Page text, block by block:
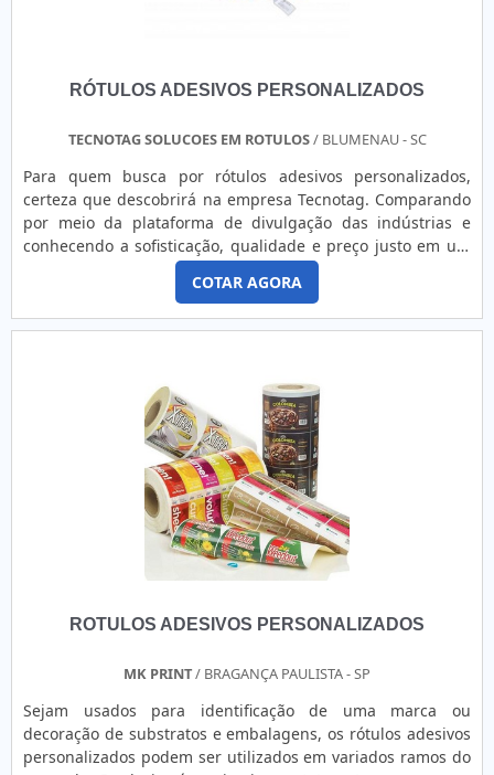
RÓTULOS ADESIVOS PERSONALIZADOS
TECNOTAG SOLUCOES EM ROTULOS/ BLUMENAU - SC
Para quem busca por rótulos adesivos personalizados,
certeza que descobrirá na empresa Tecnotag. Comparando
por meio da plataforma de divulgação das indústrias e
conhecendo a sofisticação, qualidade e preço justo em um
só lugar.Quando o assunto é rótulos adesivos
personalizados, com a Tecnotag alcançará excelente custo-
benefício com produtos personalizados para os mais
distintos segmentos no mercado.sOBRE RÓTULOS
COTAR AGORA
ROTULOS ADESIVOS PERSONALIZADOS
MK PRINT/ BRAGANÇA PAULISTA - SP
Sejam usados para identificação de uma marca ou
decoração de substratos e embalagens, os rótulos adesivos
personalizados podem ser utilizados em variados ramos do